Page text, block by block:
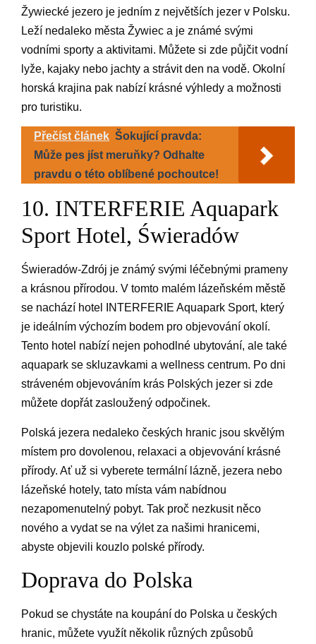
Žywiecké jezero je jedním z největších jezer v Polsku.
Leží nedaleko města Žywiec a je známé svými
vodními sporty a aktivitami. Můžete si zde půjčit vodní
lyže, kajaky nebo jachty a strávit den na vodě. Okolní
horská krajina pak nabízí krásné výhledy a možnosti
pro turistiku.
Přečíst článek Šokující pravda:
Může pes jíst meruňky? Odhalte
pravdu o této oblíbené pochoutce!
10. INTERFERIE Aquapark
Sport Hotel, Świeradów
Świeradów-Zdrój je známý svými léčebnými prameny
a krásnou přírodou. V tomto malém lázeňském městě
se nachází hotel INTERFERIE Aquapark Sport, který
je ideálním výchozím bodem pro objevování okolí.
Tento hotel nabízí nejen pohodlné ubytování, ale také
aquapark se skluzavkami a wellness centrum. Po dni
stráveném objevováním krás Polských jezer si zde
můžete dopřát zasloužený odpočinek.
Polská jezera nedaleko českých hranic jsou skvělým
místem pro dovolenou, relaxaci a objevování krásné
přírody. Ať už si vyberete termální lázně, jezera nebo
lázeňské hotely, tato místa vám nabídnou
nezapomenutelný pobyt. Tak proč nezkusit něco
nového a vydat se na výlet za našimi hranicemi,
abyste objevili kouzlo polské přírody.
Doprava do Polska
Pokud se chystáte na koupání do Polska u českých
hranic, můžete využít několik různých způsobů